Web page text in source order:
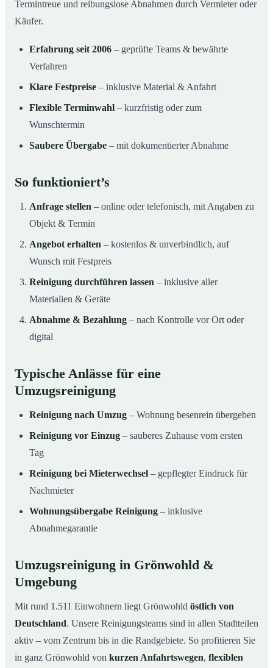
Termintreue und reibungslose Abnahmen durch Vermieter oder
Käufer.
Erfahrung seit 2006 – geprüfte Teams & bewährte
Verfahren
Klare Festpreise – inklusive Material & Anfahrt
Flexible Terminwahl – kurzfristig oder zum
Wunschtermin
Saubere Übergabe – mit dokumentierter Abnahme
So funktioniert’s
Anfrage stellen – online oder telefonisch, mit Angaben zu
Objekt & Termin
Angebot erhalten – kostenlos & unverbindlich, auf
Wunsch mit Festpreis
Reinigung durchführen lassen – inklusive aller
Materialien & Geräte
Abnahme & Bezahlung – nach Kontrolle vor Ort oder
digital
Typische Anlässe für eine
Umzugsreinigung
Reinigung nach Umzug – Wohnung besenrein übergeben
Reinigung vor Einzug – sauberes Zuhause vom ersten
Tag
Reinigung bei Mieterwechsel – gepflegter Eindruck für
Nachmieter
Wohnungsübergabe Reinigung – inklusive
Abnahmegarantie
Umzugsreinigung in Grönwohld &
Umgebung
Mit rund 1.511 Einwohnern liegt Grönwohld östlich von
Deutschland. Unsere Reinigungsteams sind in allen Stadtteilen
aktiv – vom Zentrum bis in die Randgebiete. So profitieren Sie
in ganz Grönwohld von kurzen Anfahrtswegen, flexiblen